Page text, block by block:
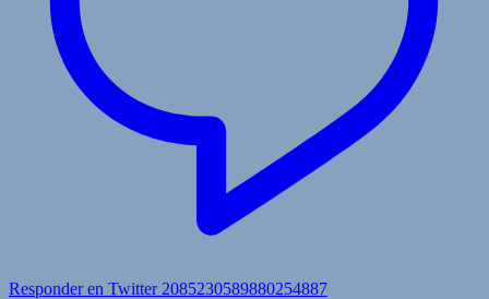
Responder en Twitter 2085230589880254887